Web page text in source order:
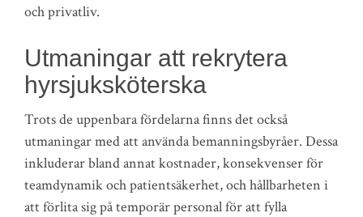
och privatliv.
Utmaningar att rekrytera
hyrsjuksköterska
Trots de uppenbara fördelarna finns det också
utmaningar med att använda bemanningsbyråer. Dessa
inkluderar bland annat kostnader, konsekvenser för
teamdynamik och patientsäkerhet, och hållbarheten i
att förlita sig på temporär personal för att fylla